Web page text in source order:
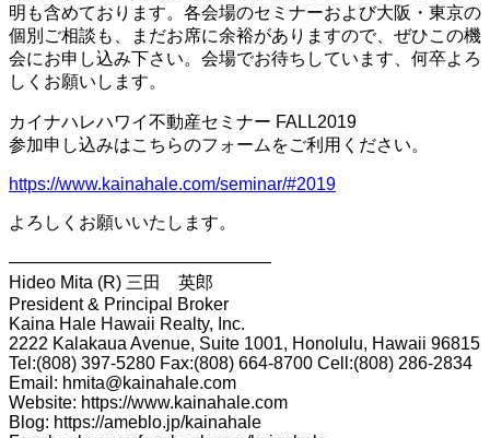
明も含めております。各会場のセミナーおよび大阪・東京の
個別ご相談も、まだお席に余裕がありますので、ぜひこの機
会にお申し込み下さい。会場でお待ちしています、何卒よろ
しくお願いします。
カイナハレハワイ不動産セミナー FALL2019
参加申し込みはこちらのフォームをご利用ください。
https://www.kainahale.com/seminar/#2019
よろしくお願いいたします。
———————————————
Hideo Mita (R) 三田 英郎
President & Principal Broker
Kaina Hale Hawaii Realty, Inc.
2222 Kalakaua Avenue, Suite 1001, Honolulu, Hawaii 96815
Tel:(808) 397-5280 Fax:(808) 664-8700 Cell:(808) 286-2834
Email: hmita@kainahale.com
Website: https://www.kainahale.com
Blog: https://ameblo.jp/kainahale